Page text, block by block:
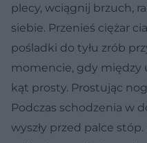
plecy, wciągnij brzuch,
siebie. Przenieś ciężar
pośladki do tyłu zrób
momencie, gdy między
kąt prosty. Prostując
Podczas schodzenia w
wyszły przed palce